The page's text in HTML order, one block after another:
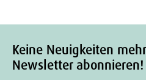
Keine Neuigkeiten
Newsletter abonnieren!